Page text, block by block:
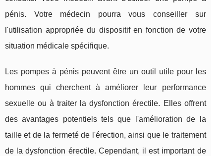
pénis. Votre médecin pourra vous conseiller sur
l'utilisation appropriée du dispositif en fonction de votre
situation médicale spécifique.
Les pompes à pénis peuvent être un outil utile pour les
hommes qui cherchent à améliorer leur performance
sexuelle ou à traiter la dysfonction érectile. Elles offrent
des avantages potentiels tels que l'amélioration de la
taille et de la fermeté de l'érection, ainsi que le traitement
de la dysfonction érectile. Cependant, il est important de